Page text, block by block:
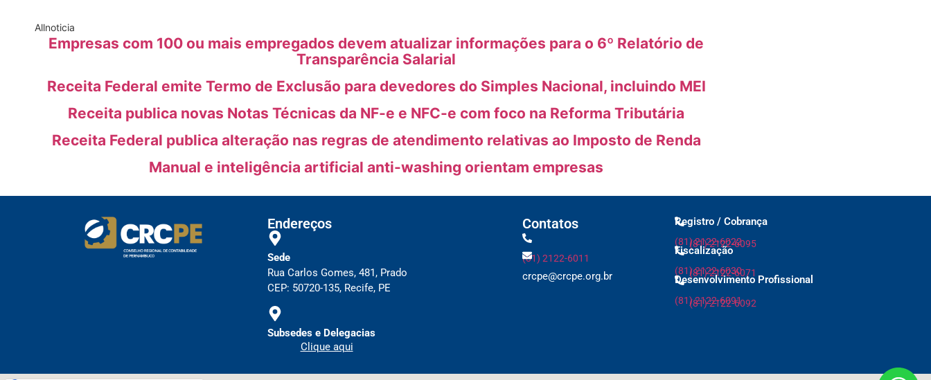
Allnoticia
Empresas com 100 ou mais empregados devem atualizar informações para o 6º Relatório de
Transparência Salarial
Receita Federal emite Termo de Exclusão para devedores do Simples Nacional, incluindo MEI
Receita publica novas Notas Técnicas da NF-e e NFC-e com foco na Reforma Tributária
Receita Federal publica alteração nas regras de atendimento relativas ao Imposto de Renda
Manual e inteligência artificial anti-washing orientam empresas
Endereços
Sede
Rua Carlos Gomes, 481, Prado
CEP: 50720-135, Recife, PE
Subsedes e Delegacias
Clique aqui
Contatos
(81) 2122-6011
crcpe@crcpe.org.br
Registro / Cobrança
(81) 2122-6022
(81) 2122-6095
Fiscalização
(81) 2122-6030
(81) 2122-6071
Desenvolvimento Profissional
(81) 2122-6091
(81) 2122-6092